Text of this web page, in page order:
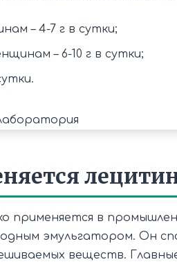
– 4-7 г в сутки;
– 6-10 г в сутки;
применяется в
эмульгатором. Он
веществ.